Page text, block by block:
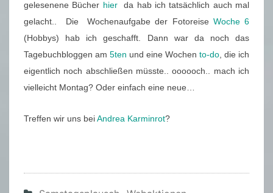
gelesenene Bücher hierda hab ich tatsächlich auch mal
gelacht.. Die Wochenaufgabe der Fotoreise Woche 6
(Hobbys) hab ich geschafft. Dann war da noch das
Tagebuchbloggen am 5ten und eine Wochen to-do , die ich
eigentlich noch abschließen müsste.. oooooch.. mach ich
vielleicht Montag? Oder einfach eine neue…
Treffen wir uns beiAndrea Karminrot?